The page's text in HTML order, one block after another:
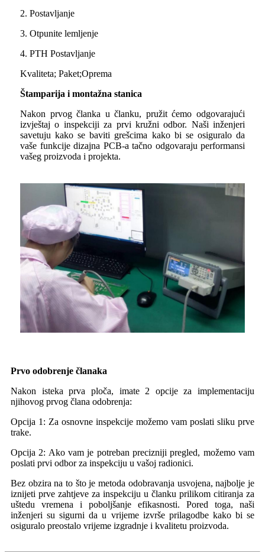
2. Postavljanje
3. Otpunite lemljenje
4. PTH Postavljanje
Kvaliteta; Paket;Oprema
Štamparija i montažna stanica
Nakon prvog članka u članku, pružit ćemo odgovarajući
izvještaj o inspekciji za prvi kružni odbor. Naši inženjeri
savetuju kako se baviti grešcima kako bi se osiguralo da
vaše funkcije dizajna PCB-a tačno odgovaraju performansi
vašeg proizvoda i projekta.
Prvo odobrenje članaka
Nakon isteka prva ploča, imate 2 opcije za implementaciju
njihovog prvog člana odobrenja:
Opcija 1: Za osnovne inspekcije možemo vam poslati sliku prve
trake.
Opcija 2: Ako vam je potreban precizniji pregled, možemo vam
poslati prvi odbor za inspekciju u vašoj radionici.
Bez obzira na to što je metoda odobravanja usvojena, najbolje je
iznijeti prve zahtjeve za inspekciju u članku prilikom citiranja za
uštedu vremena i poboljšanje efikasnosti. Pored toga, naši
inženjeri su sigurni da u vrijeme izvrše prilagodbe kako bi se
osiguralo preostalo vrijeme izgradnje i kvalitetu proizvoda.